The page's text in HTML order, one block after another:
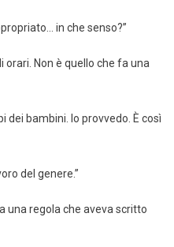
in che senso?”
orari. Non è quello che fa una
dei bambini. Io provvedo. È così
del genere.”
una regola che aveva scritto